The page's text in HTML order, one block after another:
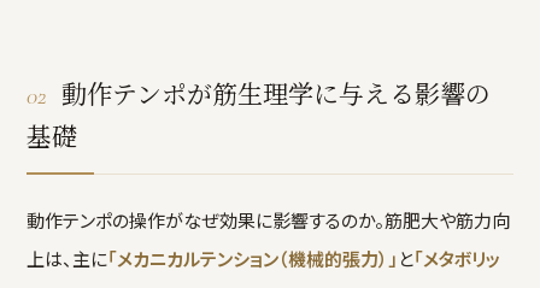
02 動作テンポが筋生理学に与える影響の
基礎
動作テンポの操作がなぜ効果に影響するのか。筋肥大や筋力向
上は、主に「メカニカルテンション（機械的張力）」 と「メタボリッ